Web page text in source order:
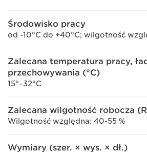
Środowisko pracy
od -10°C do +40°C; wilgotność
Zalecana temperatura pracy,
przechowywania (°C)
15°–32°C
Zalecana wilgotność robocza
Wilgotność względna: 40-55 %
Wymiary (szer. × wys. × dł.)